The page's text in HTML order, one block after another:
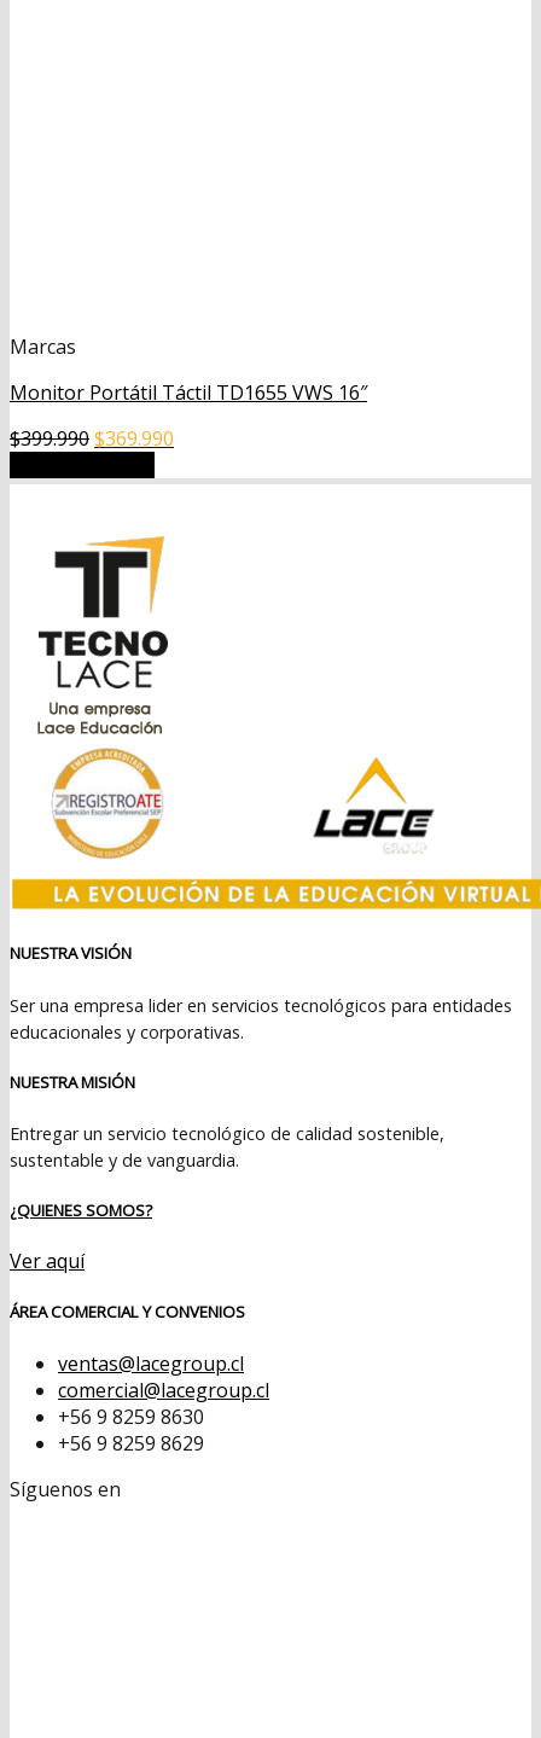
Marcas
Monitor Portátil Táctil TD1655 VWS 16″
$399.990El
original
$399.990.
$369.990
actual
NUESTRA VISIÓN
Ser una empresa lider en servicios tecnológicos para entidades
educacionales y corporativas.
NUESTRA MISIÓN
Entregar un servicio tecnológico de calidad sostenible,
sustentable y de vanguardia.
¿QUIENES SOMOS?
Ver aquí
ÁREA COMERCIAL Y CONVENIOS
ventas@lacegroup.cl
comercial@lacegroup.cl
+56 9 8259 8630
+56 9 8259 8629
Síguenos en